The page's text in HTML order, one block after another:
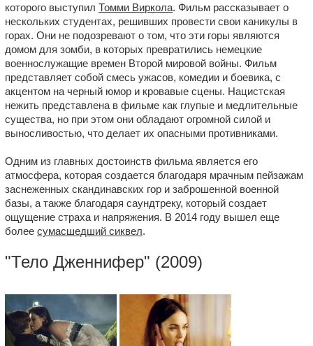
которого выступил Томми Виркола. Фильм рассказывает о
нескольких студентах, решивших провести свои каникулы в
горах. Они не подозревают о том, что эти горы являются
домом для зомби, в которых превратились немецкие
военнослужащие времен Второй мировой войны. Фильм
представляет собой смесь ужасов, комедии и боевика, с
акцентом на черный юмор и кровавые сцены. Нацистская
нежить представлена в фильме как глупые и медлительные
существа, но при этом они обладают огромной силой и
выносливостью, что делает их опасными противниками.
Одним из главных достоинств фильма является его
атмосфера, которая создается благодаря мрачным пейзажам
заснеженных скандинавских гор и заброшенной военной
базы, а также благодаря саундтреку, который создает
ощущение страха и напряжения. В 2014 году вышел еще
более сумасшедший сиквел.
"Тело Дженнифер" (2009)